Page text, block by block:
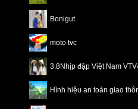
Bonigut
moto tvc
3.8Nhịp đập Việt Nam
Hình hiệu an toàn giao